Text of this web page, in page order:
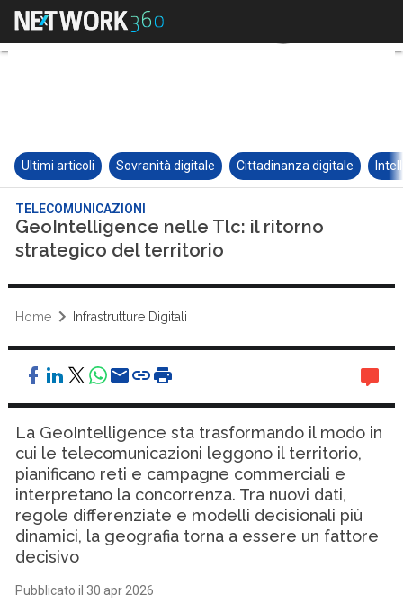
Ultimi articoli Sovranità digitale Cittadinanza digitale
TELECOMUNICAZIONI
GeoIntelligence nelle Tlc: il ritorno
strategico del territorio
Home Infrastrutture Digitali
La GeoIntelligence sta trasformando il modo in
cui le telecomunicazioni leggono il territorio,
pianificano reti e campagne commerciali e
interpretano la concorrenza. Tra nuovi dati,
regole differenziate e modelli decisionali più
dinamici, la geografia torna a essere un fattore
decisivo
Pubblicato il 30 apr 2026